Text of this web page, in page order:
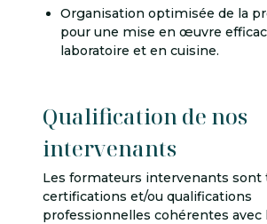
Organisation optimisée de la
pour une mise en œuvre
laboratoire et en cuisine.
Qualification de nos
intervenants
Les formateurs intervenants sont
certifications et/ou qualifications
professionnelles cohérentes avec